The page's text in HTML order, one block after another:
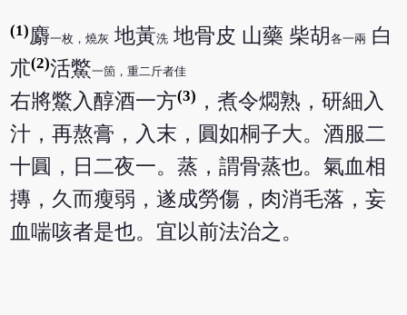
(1)麝一枚，燒灰 地黃洗 地骨皮 山藥 柴胡各一兩 白
朮(2)活鱉一箇，重二斤者佳
右將鱉入醇酒一方(3) ，煮令燜熟，研細入
汁，再熬膏，入末，圓如桐子大。酒服二
十圓，日二夜一。蒸，謂骨蒸也。氣血相
摶，久而瘦弱，遂成勞傷，肉消毛落，妄
血喘咳者是也。宜以前法治之。